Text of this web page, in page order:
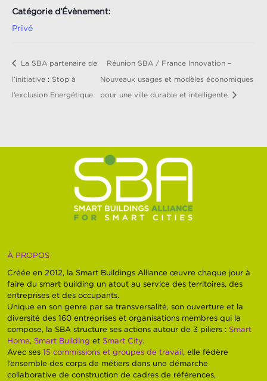
Catégorie d’Évènement:
Privé
La SBA partenaire de
l’initiative : Stop à
l’exclusion Energétique
Réunion SBA / France Innovation –
Nouveaux usages et modèles économiques
pour une ville durable et intelligente
À PROPOS
Créée en 2012, la Smart Buildings Alliance œuvre chaque jour à
faire du smart building un atout au service des territoires, des
entreprises et des occupants.
Unique en son genre par sa transversalité, son ouverture et la
diversité des 160 entreprises et organisations membres qui la
compose, la SBA structure ses actions autour de 3 piliers : Smart
Home, Smart Building et Smart City.
Avec ses15 commissions et groupes de travail, elle fédère
l’ensemble des corps de métiers dans une démarche
collaborative de construction de cadres de références,